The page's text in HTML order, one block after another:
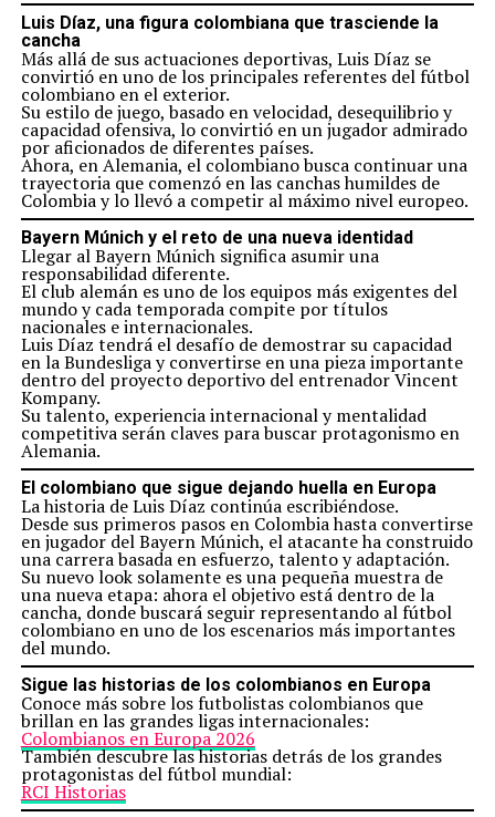
Luis Díaz, una figura colombiana que trasciende la
cancha
Más allá de sus actuaciones deportivas, Luis Díaz se
convirtió en uno de los principales referentes del fútbol
colombiano en el exterior.
Su estilo de juego, basado en velocidad, desequilibrio y
capacidad ofensiva, lo convirtió en un jugador admirado
por aficionados de diferentes países.
Ahora, en Alemania, el colombiano busca continuar una
trayectoria que comenzó en las canchas humildes de
Colombia y lo llevó a competir al máximo nivel europeo.
Bayern Múnich y el reto de una nueva identidad
Llegar al Bayern Múnich significa asumir una
responsabilidad diferente.
El club alemán es uno de los equipos más exigentes del
mundo y cada temporada compite por títulos
nacionales e internacionales.
Luis Díaz tendrá el desafío de demostrar su capacidad
en la Bundesliga y convertirse en una pieza importante
dentro del proyecto deportivo del entrenador Vincent
Kompany.
Su talento, experiencia internacional y mentalidad
competitiva serán claves para buscar protagonismo en
Alemania.
El colombiano que sigue dejando huella en Europa
La historia de Luis Díaz continúa escribiéndose.
Desde sus primeros pasos en Colombia hasta convertirse
en jugador del Bayern Múnich, el atacante ha construido
una carrera basada en esfuerzo, talento y adaptación.
Su nuevo look solamente es una pequeña muestra de
una nueva etapa: ahora el objetivo está dentro de la
cancha, donde buscará seguir representando al fútbol
colombiano en uno de los escenarios más importantes
del mundo.
Sigue las historias de los colombianos en Europa
Conoce más sobre los futbolistas colombianos que
brillan en las grandes ligas internacionales:
Colombianos en Europa 2026
También descubre las historias detrás de los grandes
protagonistas del fútbol mundial:
RCI Historias